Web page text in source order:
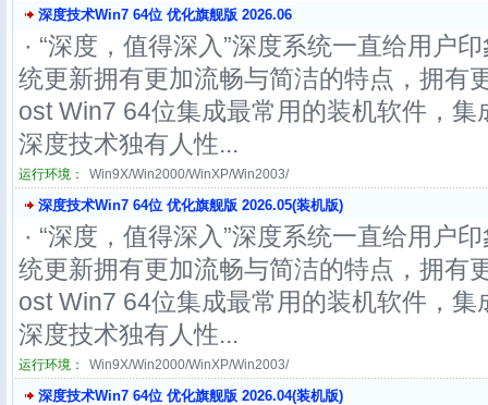
深度技术Win7 64位 优化旗舰版 2026.06
· “深度，值得深入”深度系统一直给用户
统更新拥有更加流畅与简洁的特点，拥有
ost Win7 64位集成最常用的装机软件，
深度技术独有人性...
运行环境： Win9X/Win2000/WinXP/Win2003/
深度技术Win7 64位 优化旗舰版 2026.05(装机版)
· “深度，值得深入”深度系统一直给用户
统更新拥有更加流畅与简洁的特点，拥有
ost Win7 64位集成最常用的装机软件，
深度技术独有人性...
运行环境： Win9X/Win2000/WinXP/Win2003/
深度技术Win7 64位 优化旗舰版 2026.04(装机版)